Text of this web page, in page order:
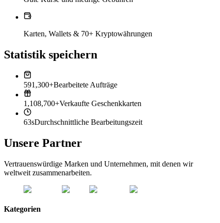
Karten, Wallets & 70+ Kryptowährungen
Statistik speichern
591,300+Bearbeitete Aufträge
1,108,700+Verkaufte Geschenkkarten
63sDurchschnittliche Bearbeitungszeit
Unsere Partner
Vertrauenswürdige Marken und Unternehmen, mit denen wir
weltweit zusammenarbeiten.
Kategorien